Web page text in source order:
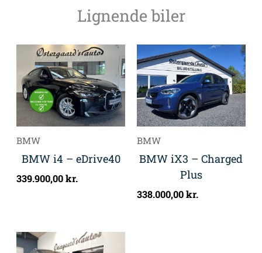
Lignende biler
BMW
BMW i4 – eDrive40
339.900,00kr.
BMW
BMW iX3 – Charged
Plus
338.000,00kr.